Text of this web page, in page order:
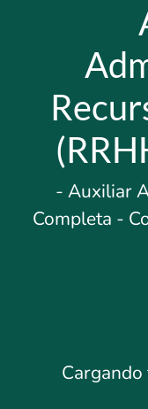
- Auxiliar
Completa -